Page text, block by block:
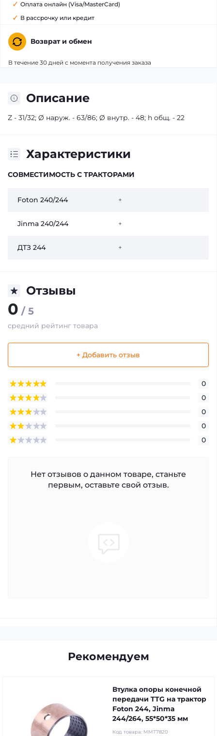
Оплата онлайн (Visa/MasterCard)
В рассрочку или кредит
Возврат и обмен
В течение 30 дней с момента получения заказа
Описание
Z - 31/32; Ø наруж. - 63/86; Ø внутр. - 48; h общ. - 22
Характеристики
СОВМЕСТИМОСТЬ С ТРАКТОРАМИ
Foton 240/244 +
Jinma 240/244 +
ДТЗ 244 +
Отзывы
0 / 5
средний рейтинг товара
+ Добавить отзыв
0
0
0
0
0
Нет отзывов о данном товаре, станьте
первым, оставьте свой отзыв.
Рекомендуем
Втулка опоры конечной
передачи TTG на трактор
Foton 244, Jinma
244/264, 55*50*35 мм
Код товара: MMT7820